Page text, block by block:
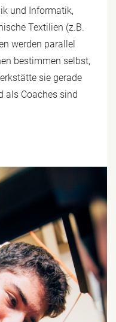
und Informatik,
Textilien (z.B.
werden parallel
bestimmen selbst,
sie gerade
als Coaches sind